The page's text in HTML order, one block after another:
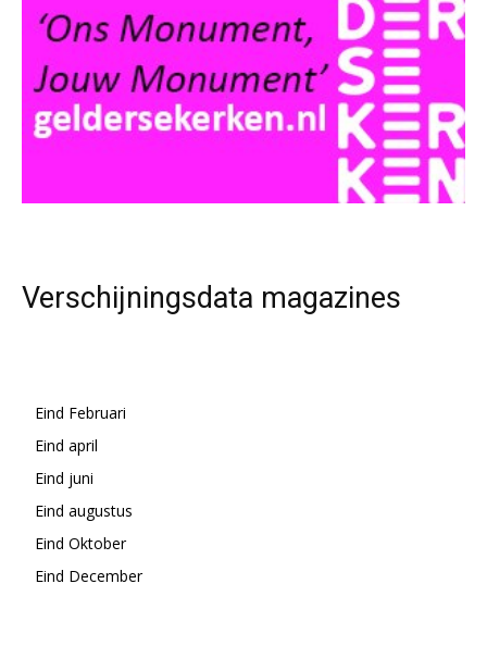
Verschijningsdata magazines
Eind Februari
Eind april
Eind juni
Eind augustus
Eind Oktober
Eind December